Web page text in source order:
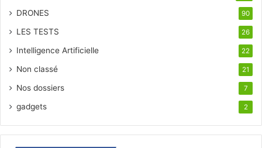
DRONES 90
LES TESTS 26
Intelligence Artificielle 22
Non classé 21
Nos dossiers 7
gadgets 2